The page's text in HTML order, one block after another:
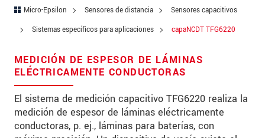
Micro-Epsilon Sensores de distancia
Sensores capacitivos
Sistemas específicos para aplicaciones
capaNCDT TFG6220
MEDICIÓN DE ESPESOR DE LÁMINAS
ELÉCTRICAMENTE CONDUCTORAS
El sistema de medición capacitivo TFG6220 realiza la
medición de espesor de láminas eléctricamente
conductoras, p. ej., láminas para baterías, con
Zip code
City*
Country*
Telephone
E-Mail *